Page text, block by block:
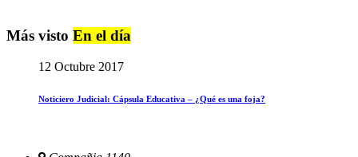
Más visto En el día
12 Octubre 2017
Noticiero Judicial: Cápsula Educativa – ¿Qué es una foja?